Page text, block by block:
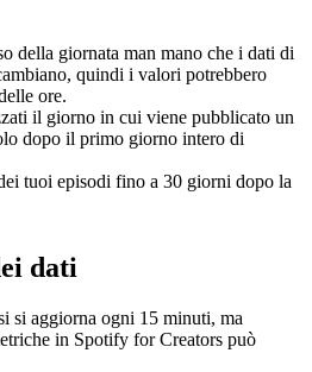
della giornata man mano che i dati di
quindi i valori potrebbero
ore.
il giorno in cui viene pubblicato un
dopo il primo giorno intero di
tuoi episodi fino a 30 giorni dopo la
dati
si aggiorna ogni 15 minuti, ma
in Spotify for Creators può